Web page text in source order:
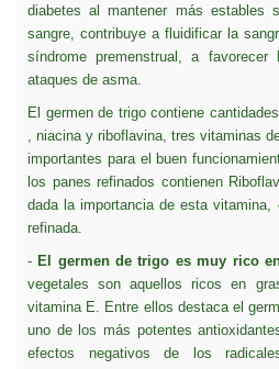
diabetes al mantener más estables
sangre, contribuye a fluidificar la
síndrome premenstrual, a
ataques de asma.
El germen de trigo contiene
, niacina y riboflavina, tres vitaminas
importantes para el buen
los panes refinados contienen
dada la importancia de esta vitamina,
refinada.
- El germen de trigo es muy rico
vegetales son aquellos ricos en
vitamina E. Entre ellos destaca el
uno de los más potentes
efectos negativos de los